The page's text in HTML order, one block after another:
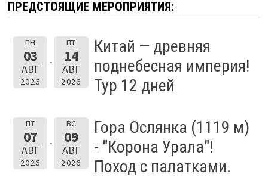
ПРЕДСТОЯЩИЕ МЕРОПРИЯТИЯ:
ПН
03
АВГ
2026
ПТ
14
АВГ
2026
Китай — древняя
поднебесная империя!
Тур 12 дней
ПТ
07
АВГ
2026
ВС
09
АВГ
2026
Гора Ослянка (1119 м)
- "Корона Урала"!
Поход с палатками.